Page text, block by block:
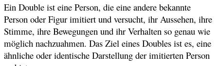
Ein Double ist eine Person, die eine andere bekannte
Person oder Figur imitiert und versucht, ihr Aussehen, ihre
Stimme, ihre Bewegungen und ihr Verhalten so genau wie
möglich nachzuahmen. Das Ziel eines Doubles ist es, eine
ähnliche oder identische Darstellung der imitierten Person